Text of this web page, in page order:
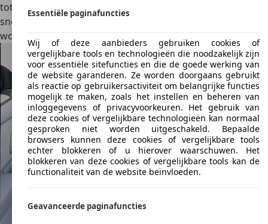
totdat de bestuurder remt. Dit is bijvoorbeeld nuttig op
snelwegen, waar het brandstofverbruik op deze manier
wordt verminderd.
Essentiële paginafuncties
Wij of deze aanbieders gebruiken cookies of
vergelijkbare tools en technologieën die noodzakelijk zijn
voor essentiële sitefuncties en die de goede werking van
de website garanderen. Ze worden doorgaans gebruikt
als reactie op gebruikersactiviteit om belangrijke functies
mogelijk te maken, zoals het instellen en beheren van
inloggegevens of privacyvoorkeuren. Het gebruik van
deze cookies of vergelijkbare technologieën kan normaal
gesproken niet worden uitgeschakeld. Bepaalde
browsers kunnen deze cookies of vergelijkbare tools
echter blokkeren of u hierover waarschuwen. Het
blokkeren van deze cookies of vergelijkbare tools kan de
functionaliteit van de website beïnvloeden.
Geavanceerde paginafuncties